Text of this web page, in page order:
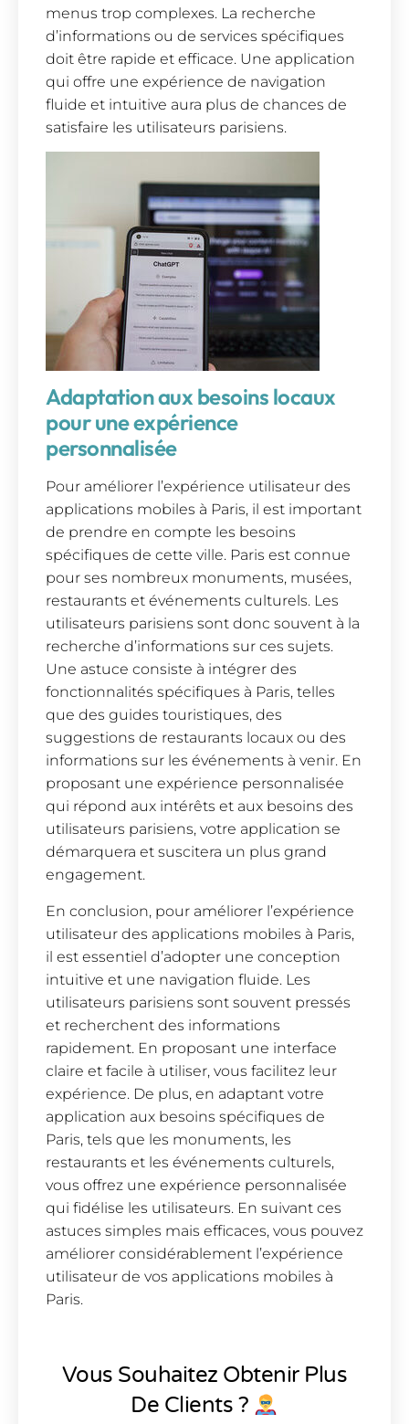
menus trop complexes. La recherche
d’informations ou de services spécifiques
doit être rapide et efficace. Une application
qui offre une expérience de navigation
fluide et intuitive aura plus de chances de
satisfaire les utilisateurs parisiens.
Adaptation aux besoins locaux
pour une expérience
personnalisée
Pour améliorer l’expérience utilisateur des
applications mobiles à Paris, il est important
de prendre en compte les besoins
spécifiques de cette ville. Paris est connue
pour ses nombreux monuments, musées,
restaurants et événements culturels. Les
utilisateurs parisiens sont donc souvent à la
recherche d’informations sur ces sujets.
Une astuce consiste à intégrer des
fonctionnalités spécifiques à Paris, telles
que des guides touristiques, des
suggestions de restaurants locaux ou des
informations sur les événements à venir. En
proposant une expérience personnalisée
qui répond aux intérêts et aux besoins des
utilisateurs parisiens, votre application se
démarquera et suscitera un plus grand
engagement.
En conclusion, pour améliorer l’expérience
utilisateur des applications mobiles à Paris,
il est essentiel d’adopter une conception
intuitive et une navigation fluide. Les
utilisateurs parisiens sont souvent pressés
et recherchent des informations
rapidement. En proposant une interface
claire et facile à utiliser, vous facilitez leur
expérience. De plus, en adaptant votre
application aux besoins spécifiques de
Paris, tels que les monuments, les
restaurants et les événements culturels,
vous offrez une expérience personnalisée
qui fidélise les utilisateurs. En suivant ces
astuces simples mais efficaces, vous pouvez
améliorer considérablement l’expérience
utilisateur de vos applications mobiles à
Paris.
Vous Souhaitez Obtenir Plus
De Clients ?